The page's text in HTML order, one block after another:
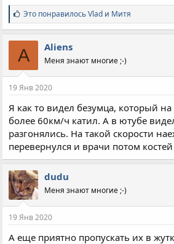
С
и
м
п
а
т
и
:
Это понравилосьVlad и Митя
A Aliens
Меня знают многие ;-)
19 Янв 2020
Я как то видел безумца, который на
более 60км/ч катил. А в ютубе
разгонялись. На такой скорости
перевернулся и врачи потом костей
dudu
Меня знают многие ;-)
19 Янв 2020
А еще приятно пропускать их в